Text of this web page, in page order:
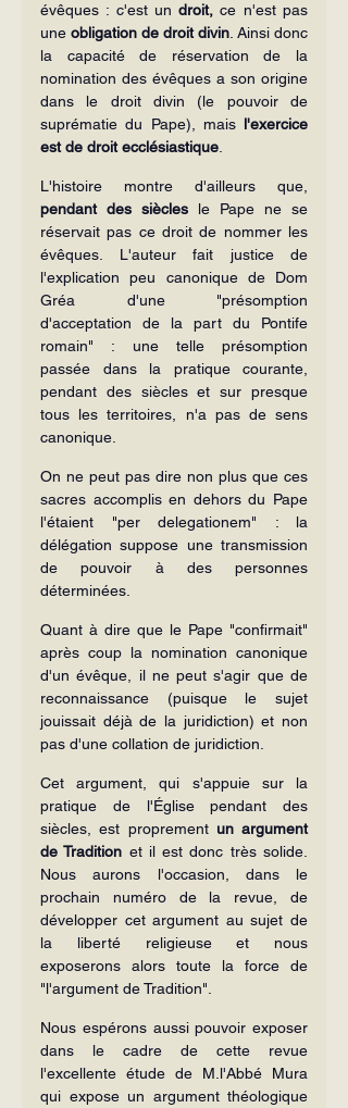
évêques : c'est un droit, ce n'est pas
une obligation de droit divin . Ainsi donc
la capacité de réservation de la
nomination des évêques a son origine
dans le droit divin (le pouvoir de
suprématie du Pape), mais l'exercice
est de droit ecclésiastique
pendant des siècles le Pape ne se
réservait pas ce droit de nommer les
évêques. L'auteur fait justice de
l'explication peu canonique de Dom
Gréa d'une "présomption
d'acceptation de la part du Pontife
romain" : une telle présomption
passée dans la pratique courante,
pendant des siècles et sur presque
tous les territoires, n'a pas de sens
canonique.
On ne peut pas dire non plus que ces
sacres accomplis en dehors du Pape
l'étaient "per delegationem" : la
délégation suppose une transmission
de pouvoir à des personnes
déterminées.
Quant à dire que le Pape "confirmait"
après coup la nomination canonique
d'un évêque, il ne peut s'agir que de
reconnaissance (puisque le sujet
jouissait déjà de la juridiction) et non
pas d'une collation de juridiction.
Cet argument, qui s'appuie sur la
pratique de l'Église pendant des
siècles, est proprement un argument
de Tradition et il est donc très solide.
Nous aurons l'occasion, dans le
prochain numéro de la revue, de
développer cet argument au sujet de
la liberté religieuse et nous
exposerons alors toute la force de
"l'argument de Tradition".
Nous espérons aussi pouvoir exposer
dans le cadre de cette revue
l'excellente étude de M.l'Abbé Mura
qui expose un argument théologique